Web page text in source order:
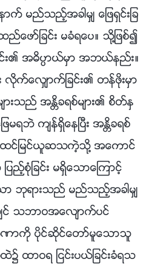
က္ မည္သည့္အခါမွ် ေျဖရွင္းျခ
ာ္ျခင္း မခံရေပ။ သို႔ျဖစ္၍
၏ အဓိပၸာယ္မွာ အဘယ္နည္း။
လိုက္ေလွ်ာက္ျခင္း၏ တန္ဖိုးမွာ
ားသည္ အႏၲိခရစ္မ်ား၏ စိတ္ႏွ
မရဘဲ က်န္ရွိေနၿပီး အႏၲိခရစ္
ထင္ျမင္ယူဆသကဲ့သို႔ အေကာင္
ည့္စုံျခင္း မရွိေသာေၾကာင့္
ာ ဘုရားသည္ မည္သည့္အခါမွ်
သဘာဝအေလ်ာက္ပင္
ာကို ပိုင္ဆိုင္ေတာ္မူေသာသူ
ထာဝရ ျငင္းပယ္ျခင္းခံရသ